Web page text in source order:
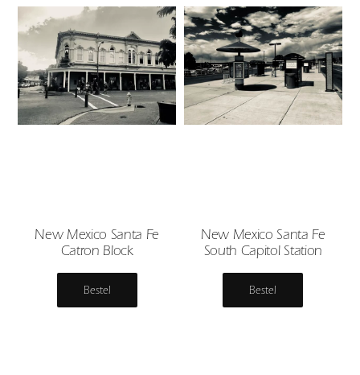
New Mexico Santa Fe
Catron Block
Bestel
New Mexico Santa Fe
South Capitol Station
Bestel